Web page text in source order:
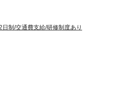
日制/交通費支給/研修制度あり